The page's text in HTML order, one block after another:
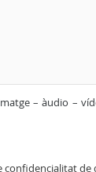
– àudio –
confidencialitat de